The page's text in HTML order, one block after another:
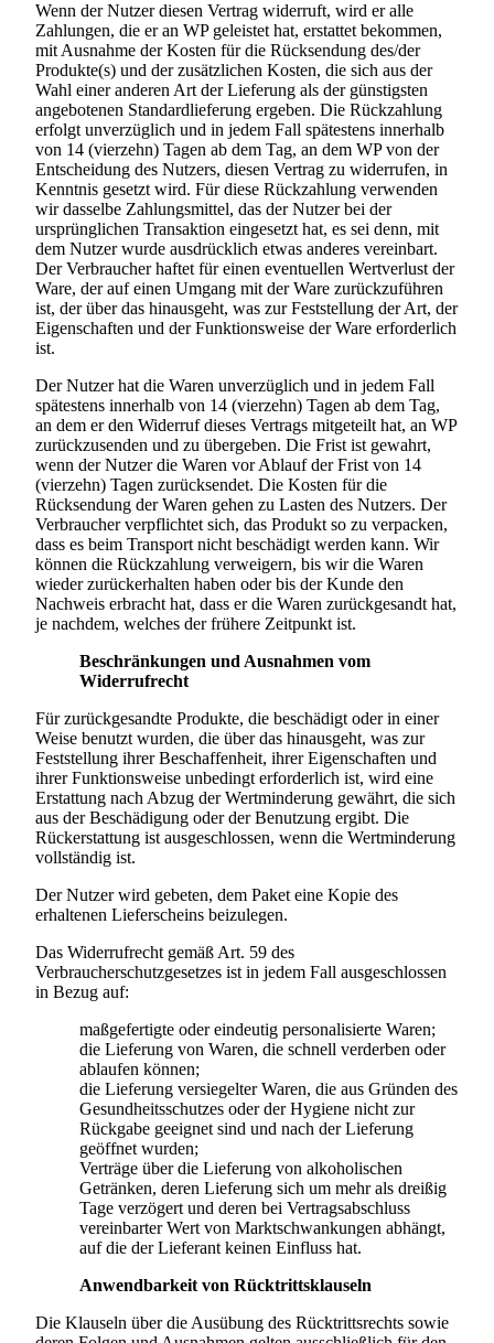
Wenn der Nutzer diesen Vertrag widerruft, wird er alle
Zahlungen, die er an WP geleistet hat, erstattet bekommen,
mit Ausnahme der Kosten für die Rücksendung des/der
Produkte(s) und der zusätzlichen Kosten, die sich aus der
Wahl einer anderen Art der Lieferung als der günstigsten
angebotenen Standardlieferung ergeben. Die Rückzahlung
erfolgt unverzüglich und in jedem Fall spätestens innerhalb
von 14 (vierzehn) Tagen ab dem Tag, an dem WP von der
Entscheidung des Nutzers, diesen Vertrag zu widerrufen, in
Kenntnis gesetzt wird. Für diese Rückzahlung verwenden
wir dasselbe Zahlungsmittel, das der Nutzer bei der
ursprünglichen Transaktion eingesetzt hat, es sei denn, mit
dem Nutzer wurde ausdrücklich etwas anderes vereinbart.
Der Verbraucher haftet für einen eventuellen Wertverlust der
Ware, der auf einen Umgang mit der Ware zurückzuführen
ist, der über das hinausgeht, was zur Feststellung der Art, der
Eigenschaften und der Funktionsweise der Ware erforderlich
ist.
Der Nutzer hat die Waren unverzüglich und in jedem Fall
spätestens innerhalb von 14 (vierzehn) Tagen ab dem Tag,
an dem er den Widerruf dieses Vertrags mitgeteilt hat, an WP
zurückzusenden und zu übergeben. Die Frist ist gewahrt,
wenn der Nutzer die Waren vor Ablauf der Frist von 14
(vierzehn) Tagen zurücksendet. Die Kosten für die
Rücksendung der Waren gehen zu Lasten des Nutzers. Der
Verbraucher verpflichtet sich, das Produkt so zu verpacken,
dass es beim Transport nicht beschädigt werden kann. Wir
können die Rückzahlung verweigern, bis wir die Waren
wieder zurückerhalten haben oder bis der Kunde den
Nachweis erbracht hat, dass er die Waren zurückgesandt hat,
je nachdem, welches der frühere Zeitpunkt ist.
Beschränkungen und Ausnahmen vom
Widerrufrecht
Für zurückgesandte Produkte, die beschädigt oder in einer
Weise benutzt wurden, die über das hinausgeht, was zur
Feststellung ihrer Beschaffenheit, ihrer Eigenschaften und
ihrer Funktionsweise unbedingt erforderlich ist, wird eine
Erstattung nach Abzug der Wertminderung gewährt, die sich
aus der Beschädigung oder der Benutzung ergibt. Die
Rückerstattung ist ausgeschlossen, wenn die Wertminderung
vollständig ist.
Der Nutzer wird gebeten, dem Paket eine Kopie des
erhaltenen Lieferscheins beizulegen.
Das Widerrufrecht gemäß Art. 59 des
Verbraucherschutzgesetzes ist in jedem Fall ausgeschlossen
in Bezug auf:
maßgefertigte oder eindeutig personalisierte Waren;
die Lieferung von Waren, die schnell verderben oder
ablaufen können;
die Lieferung versiegelter Waren, die aus Gründen des
Gesundheitsschutzes oder der Hygiene nicht zur
Rückgabe geeignet sind und nach der Lieferung
geöffnet wurden;
Verträge über die Lieferung von alkoholischen
Getränken, deren Lieferung sich um mehr als dreißig
Tage verzögert und deren bei Vertragsabschluss
vereinbarter Wert von Marktschwankungen abhängt,
auf die der Lieferant keinen Einfluss hat.
Anwendbarkeit von Rücktrittsklauseln
Die Klauseln über die Ausübung des Rücktrittsrechts sowie